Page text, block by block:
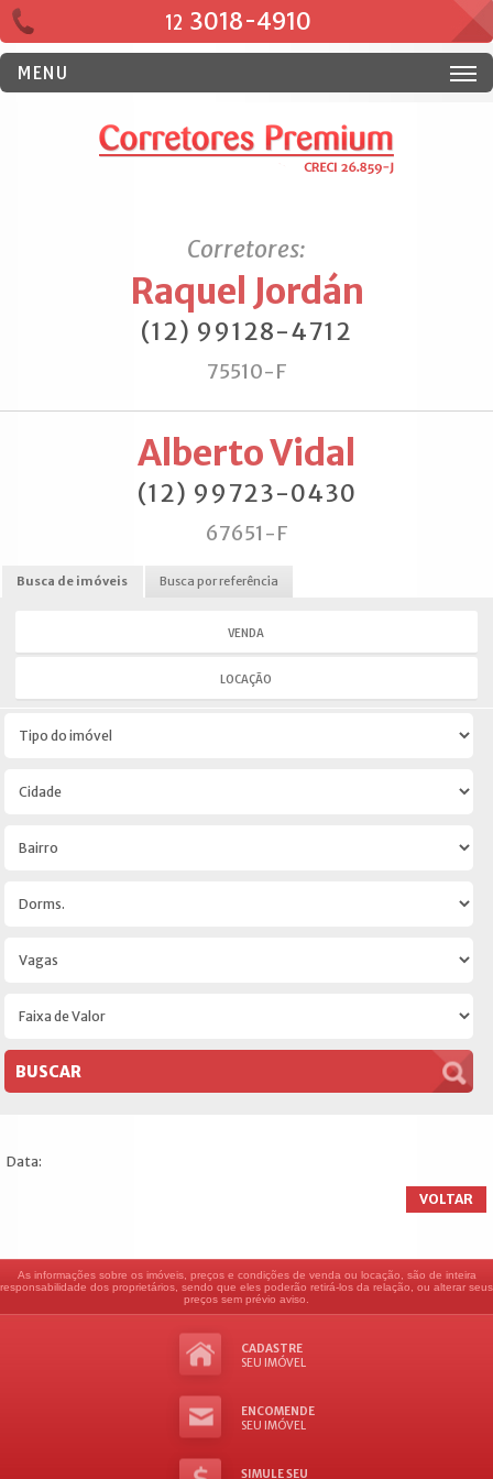
12 3018-4910
MENU
Corretores:
Raquel Jordán
(12) 99128-4712
75510-F
Alberto Vidal
(12) 99723-0430
67651-F
Busca de imóveis Busca por referência
VENDA
LOCAÇÃO
Data:
VOLTAR
As informações sobre os imóveis, preços e condições de venda ou locação, são de inteira
responsabilidade dos proprietários, sendo que eles poderão retirá-los da relação, ou alterar seus
preços sem prévio aviso.
CADASTRE
SEU IMÓVEL
ENCOMENDE
SEU IMÓVEL
SIMULE SEU